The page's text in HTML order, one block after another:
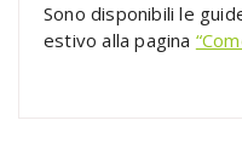
Sono disponibili le
estivo alla pagina